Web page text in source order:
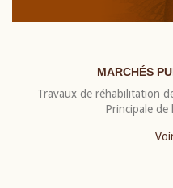
MARCHÉS
Travaux de réhabilitation
Principale de